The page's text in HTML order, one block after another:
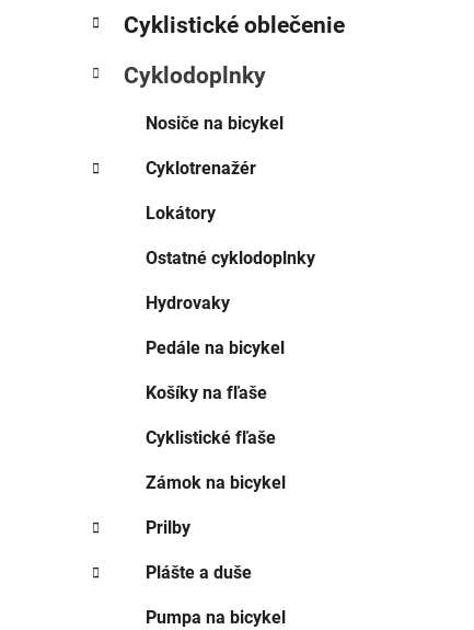
ý
a
l
ó
i
Cyklistické oblečenie
Cyklodoplnky
Nosiče na bicykel
Cyklotrenažér
Lokátory
Ostatné cyklodoplnky
Hydrovaky
Pedále na bicykel
Košíky na fľaše
Cyklistické fľaše
Zámok na bicykel
Prilby
Plášte a duše
Pumpa na bicykel